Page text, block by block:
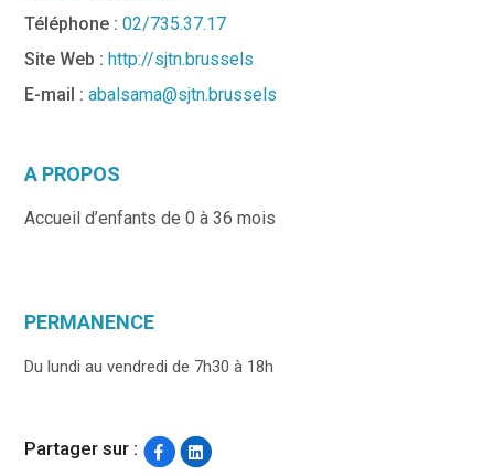
Téléphone :02/735.37.17
Site Web : http://sjtn.brussels
E-mail : abalsama@sjtn.brussels
A PROPOS
Accueil d’enfants de 0 à 36 mois
PERMANENCE
Du lundi au vendredi de 7h30 à 18h
Partager sur :